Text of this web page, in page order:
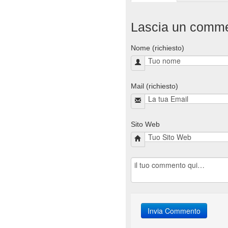
Lascia un
Nome (richiesto)
Mail (richiesto)
Sito Web